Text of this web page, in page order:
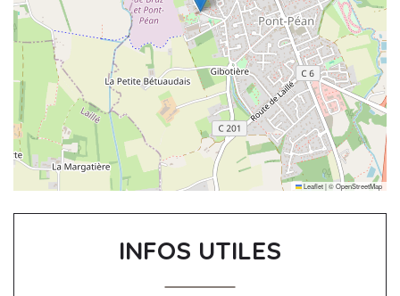
Leaflet|©OpenStreetMap
INFOS UTILES